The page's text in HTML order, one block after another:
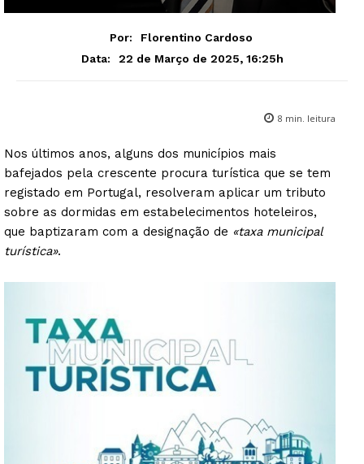
Por:
Florentino Cardoso
Data:
22 de Março de 2025, 16:25h
8 min. leitura
Nos últimos anos, alguns dos municípios mais
bafejados pela crescente procura turística que se tem
registado em Portugal, resolveram aplicar um tributo
sobre as dormidas em estabelecimentos hoteleiros,
que baptizaram com a designação de «taxa municipal
turística».